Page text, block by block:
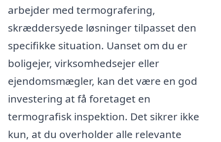
arbejder med termografering,
skræddersyede løsninger tilpasset den
specifikke situation. Uanset om du er
boligejer, virksomhedsejer eller
ejendomsmægler, kan det være en god
investering at få foretaget en
termografisk inspektion. Det sikrer ikke
kun, at du overholder alle relevante